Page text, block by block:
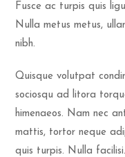
Fusce ac turpis quis
Nulla metus metus,
nibh.
Quisque volutpat
sociosqu ad litora
himenaeos. Nam nec
mattis, tortor neque
quis turpis. Nulla